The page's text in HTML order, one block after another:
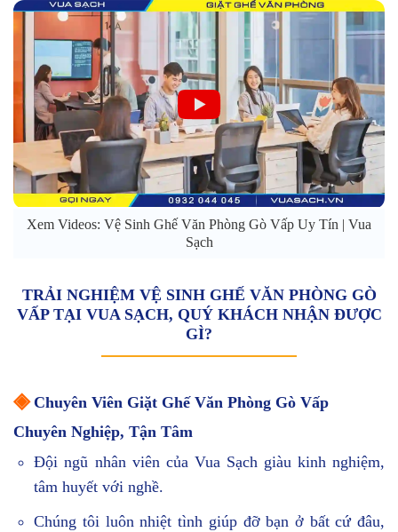
Xem Videos: Vệ Sinh Ghế Văn Phòng Gò Vấp Uy Tín | Vua
Sạch
TRẢI NGHIỆM VỆ SINH GHẾ VĂN PHÒNG GÒ
VẤP TẠI VUA SẠCH, QUÝ KHÁCH NHẬN ĐƯỢC
GÌ?
◈Chuyên Viên Giặt Ghế Văn Phòng Gò Vấp
Chuyên Nghiệp, Tận Tâm
Đội ngũ nhân viên của Vua Sạch giàu kinh nghiệm,
tâm huyết với nghề.
Chúng tôi luôn nhiệt tình giúp đỡ bạn ở bất cứ đâu,